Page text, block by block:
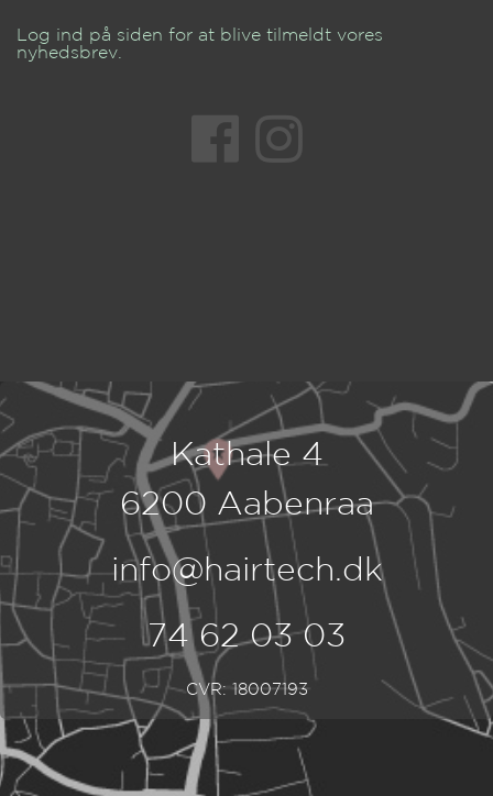
Log ind på siden for at blive tilmeldt vores
nyhedsbrev.
Kathale 4
6200 Aabenraa
info@hairtech.dk
74 62 03 03
CVR: 18007193